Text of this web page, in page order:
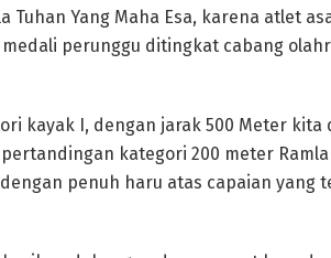
Tuhan Yang Maha Esa, karena atlet
perunggu ditingkat cabang
kayak I, dengan jarak 500 Meter kita
kategori 200 meter
penuh haru atas capaian yang